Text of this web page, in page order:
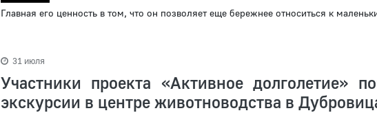
Главная его ценность в том, что он позволяет еще бережнее относиться к
31 июля
Участники проекта «Активное долголетие»
экскурсии в центре животноводства в